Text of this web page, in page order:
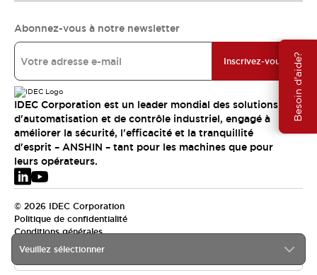
Besoin d'aide?
Veuillez sélectionner
Abonnez-vous à notre newsletter
Inscrivez-vous
IDEC Corporation est un leader mondial des solutions
d'automatisation et de contrôle industriel, engagé à
améliorer la sécurité, l'efficacité et la tranquillité
d'esprit – ANSHIN – tant pour les machines que pour
leurs opérateurs.
© 2026 IDEC Corporation
Politique de confidentialité
Conditions générales
EMEA